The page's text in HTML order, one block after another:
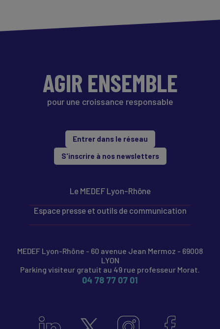
AGIR ENSEMBLE
pour une croissance responsable
Entrer dans le réseau
S'inscrire à nos newsletters
Le MEDEF Lyon-Rhône
Espace presse et outils de communication
MEDEF Lyon-Rhône - 60 avenue Jean Mermoz - 69008
LYON
Parking visiteur gratuit au 49 rue professeur Morat.
04 78 77 07 01